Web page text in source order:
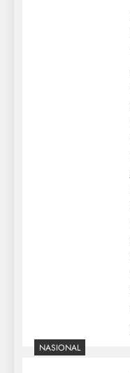
NASIONAL